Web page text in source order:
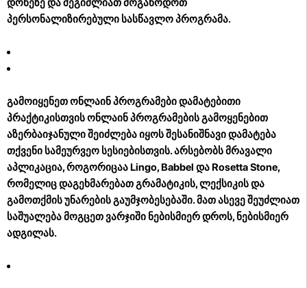
პერსონალიზირებული სასწავლო პროგრამა.
გამოიყენეთ ონლაინ პროგრამები დამატებითი
პრაქტიკისთვისონლაინ პროგრამების გამოყენებით
აზერბაიჯანული შეიძლება იყოს შესანიშნავი დამატება
თქვენი სამეურვეო სესიებისთვის. არსებობს მრავალი
აპლიკაცია, როგორიცაა Lingo, Babbel და Rosetta Stone,
რომელიც დაგეხმარებათ გრამატიკის, ლექსიკის და
გამოთქმის უნარების გაუმჯობესებაში. მათ ასევე შეუძლიათ
საშუალება მოგცეთ ვარჯიში ნებისმიერ დროს, ნებისმიერ
ადგილას.